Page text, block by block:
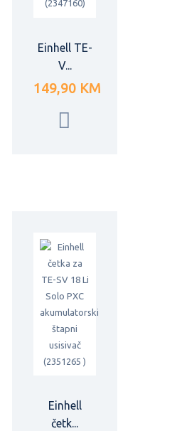
Einhell TE-
V...
149,90 KM
Einhell
četk...